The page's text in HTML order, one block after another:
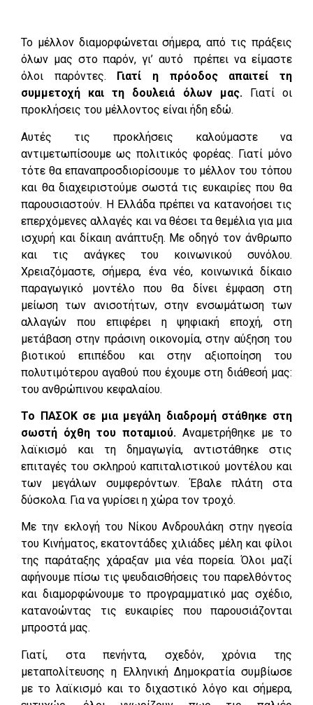
Το μέλλον διαμορφώνεται σήμερα, από τις πράξεις
όλων μας στο παρόν, γι’ αυτό πρέπει να είμαστε
όλοι παρόντες.
Γιατί η πρόοδος απαιτεί τη
συμμετοχή και τη δουλειά όλων μας.
Γιατί οι
προκλήσεις του μέλλοντος είναι ήδη εδώ.
Αυτές τις προκλήσεις καλούμαστε να
αντιμετωπίσουμε ως πολιτικός φορέας. Γιατί μόνο
τότε θα επαναπροσδιορίσουμε το μέλλον του τόπου
και θα διαχειριστούμε σωστά τις ευκαιρίες που θα
παρουσιαστούν. Η Ελλάδα πρέπει να κατανοήσει τις
επερχόμενες αλλαγές και να θέσει τα θεμέλια για μια
ισχυρή και δίκαιη ανάπτυξη. Με οδηγό τον άνθρωπο
και τις ανάγκες του κοινωνικού συνόλου.
Χρειαζόμαστε, σήμερα, ένα νέο, κοινωνικά δίκαιο
παραγωγικό μοντέλο που θα δίνει έμφαση στη
μείωση των ανισοτήτων, στην ενσωμάτωση των
αλλαγών που επιφέρει η ψηφιακή εποχή, στη
μετάβαση στην πράσινη οικονομία, στην αύξηση του
βιοτικού επιπέδου και στην αξιοποίηση του
πολυτιμότερου αγαθού που έχουμε στη διάθεσή μας:
του ανθρώπινου κεφαλαίου.
Το ΠΑΣΟΚ σε μια μεγάλη διαδρομή στάθηκε στη
σωστή όχθη του ποταμιού. Αναμετρήθηκε με το
λαϊκισμό και τη δημαγωγία, αντιστάθηκε στις
επιταγές του σκληρού καπιταλιστικού μοντέλου και
των μεγάλων συμφερόντων. Έβαλε πλάτη στα
δύσκολα. Για να γυρίσει η χώρα τον τροχό.
Με την εκλογή του Νίκου Ανδρουλάκη στην ηγεσία
του Κινήματος, εκατοντάδες χιλιάδες μέλη και φίλοι
της παράταξης χάραξαν μια νέα πορεία. Όλοι μαζί
αφήνουμε πίσω τις ψευδαισθήσεις του παρελθόντος
και διαμορφώνουμε το προγραμματικό μας σχέδιο,
κατανοώντας τις ευκαιρίες που παρουσιάζονται
μπροστά μας.
Γιατί, στα πενήντα, σχεδόν, χρόνια της
μεταπολίτευσης η Ελληνική Δημοκρατία συμβίωσε
με το λαϊκισμό και το διχαστικό λόγο και σήμερα,